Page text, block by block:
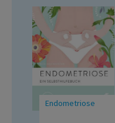
Endometriose